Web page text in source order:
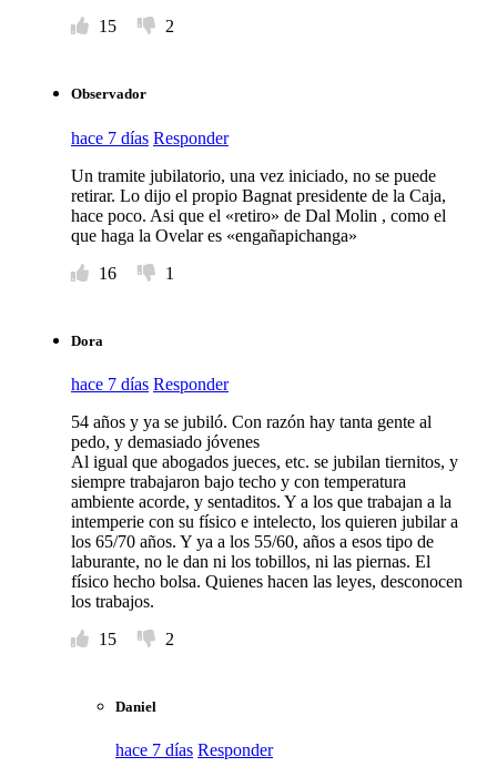
15
2
Observador
hace 7 días Responder
Un tramite jubilatorio, una vez iniciado, no se puede
retirar. Lo dijo el propio Bagnat presidente de la Caja,
hace poco. Asi que el «retiro» de Dal Molin , como el
que haga la Ovelar es «engañapichanga»
16
1
Dora
hace 7 días Responder
54 años y ya se jubiló. Con razón hay tanta gente al
pedo, y demasiado jóvenes
Al igual que abogados jueces, etc. se jubilan tiernitos, y
siempre trabajaron bajo techo y con temperatura
ambiente acorde, y sentaditos. Y a los que trabajan a la
intemperie con su físico e intelecto, los quieren jubilar a
los 65/70 años. Y ya a los 55/60, años a esos tipo de
laburante, no le dan ni los tobillos, ni las piernas. El
físico hecho bolsa. Quienes hacen las leyes, desconocen
los trabajos.
15
2
Daniel
hace 7 días Responder